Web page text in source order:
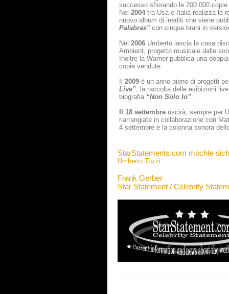
successo sfiorando le 200.000
Nel 2004 tra Usa e Italia realizza le
nuovo album di inediti che viene
Palabras" con cinque brani in
Nel 2006 Umberto lascia la casa
Ambient, progetto musicale dalle
Inoltre la Warner pubblica una
copie vendute.
2009 è un anno pieno di progetti
Live”, la raccolta delle esibizioni
biografia “Non Solo Io”.
Il 18 settembre uscirà, sempre per
riarrangiate in collaborazione con
4 settembre è la colonna sonora
StarStatements.com möchte
Umberto Tozzi
Frank Gerber
Star Statement / Celebrity